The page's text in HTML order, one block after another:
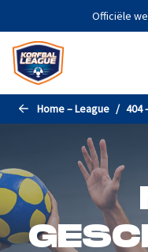
Naar de hoofdinhoud gaan
Officiële
Home – League 404